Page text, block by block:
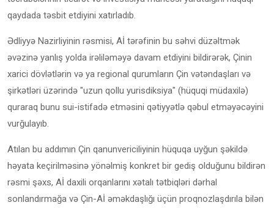
qaydada təsbit etdiyini xatırladıb.
Ədliyyə Nazirliyinin rəsmisi, Aİ tərəfinin bu səhvi düzəltmək
əvəzinə yanlış yolda irəliləməyə davam etdiyini bildirərək, Çinin
xarici dövlətlərin və ya regional qurumların Çin vətəndaşları və
şirkətləri üzərində "uzun qollu yurisdiksiya" (hüquqi müdaxilə)
quraraq bunu sui-istifadə etməsini qətiyyətlə qəbul etməyəcəyini
vurğulayıb.
Atılan bu addımın Çin qanunvericiliyinin hüquqa uyğun şəkildə
həyata keçirilməsinə yönəlmiş konkret bir gediş olduğunu bildirən
rəsmi şəxs, Aİ daxili orqanlarını xətalı tətbiqləri dərhal
sonlandırmağa və Çin-Aİ əməkdaşlığı üçün proqnozlaşdırıla bilən